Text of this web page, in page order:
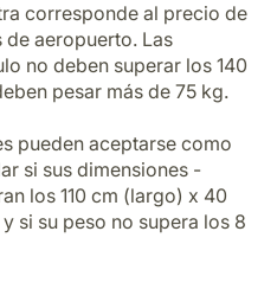
corresponde al precio de
de aeropuerto. Las
no deben superar los 140
pesar más de 75 kg.
pueden aceptarse como
si sus dimensiones -
los 110 cm (largo) x 40
si su peso no supera los 8